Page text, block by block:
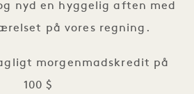
nyd en hyggelig aften med
på vores regning.
morgenmadskredit på
100 $